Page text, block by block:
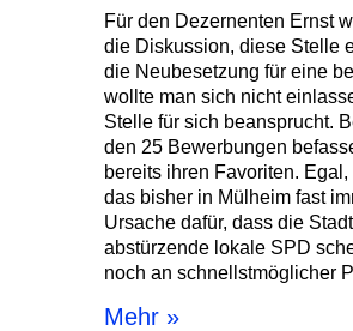
Für den Dezernenten Ernst
die Diskussion, diese Stelle
die Neubesetzung für eine
wollte man sich nicht
Stelle für sich beansprucht.
den 25 Bewerbungen
bereits ihren Favoriten.
das bisher in Mülheim fast
Ursache dafür, dass die
abstürzende lokale SPD
noch an schnellstmöglicher
Mehr »